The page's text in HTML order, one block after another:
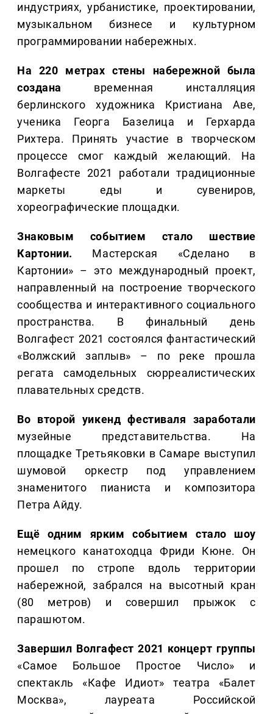
индустриях, урбанистике, проектировании,
музыкальном бизнесе и культурном
программировании набережных.
На 220 метрах стены набережной была
создана временная инсталляция
берлинского художника Кристиана Аве,
ученика Георга Базелица и Герхарда
Рихтера. Принять участие в творческом
процессе смог каждый желающий. На
Волгафесте 2021 работали традиционные
маркеты еды и сувениров,
хореографические площадки.
Знаковым событием стало шествие
Картонии. Мастерская «Сделано в
Картонии» – это международный проект,
направленный на построение творческого
сообщества и интерактивного социального
пространства. В финальный день
Волгафест 2021 состоялся фантастический
«Волжский заплыв» – по реке прошла
регата самодельных сюрреалистических
плавательных средств.
Во второй уикенд фестиваля заработали
музейные представительства. На
площадке Третьяковки в Самаре выступил
шумовой оркестр под управлением
знаменитого пианиста и композитора
Петра Айду.
Ещё одним ярким событием стало шоу
немецкого канатоходца Фриди Кюне. Он
прошел по стропе вдоль территории
набережной, забрался на высотный кран
(80 метров) и совершил прыжок с
парашютом.
Завершил Волгафест 2021 концерт группы
«Самое Большое Простое Число» и
спектакль «Кафе Идиот» театра «Балет
Москва», лауреата Российской